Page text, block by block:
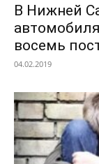
В Нижней
восемь
04.02.2019